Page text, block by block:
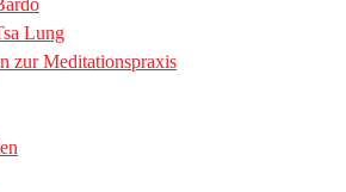
Lung
zur Meditationspraxis